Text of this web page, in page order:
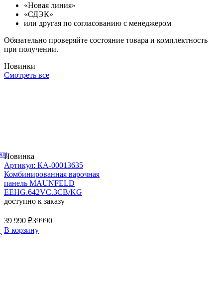
«Новая линия»
«СДЭК»
или другая по согласованию с менеджером
Обязательно проверяйте состояние товара и комплектность
при получении.
Новинки
Смотреть все
Новинка
Артикул: КА-00013635
Комбинированная варочная
панель MAUNFELD
EEHG.642VC.3CB/KG
доступно к заказу
39 990 ₽39990
В корзину